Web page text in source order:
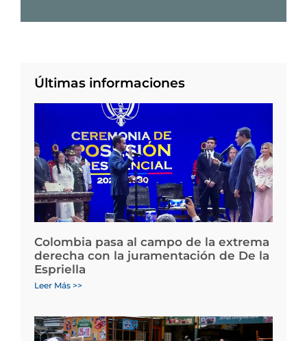
Últimas informaciones
Colombia pasa al campo de la extrema
derecha con la juramentación de De la
Espriella
Leer Más >>